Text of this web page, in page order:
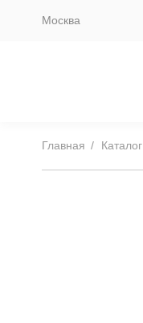
Москва
Главная Каталог